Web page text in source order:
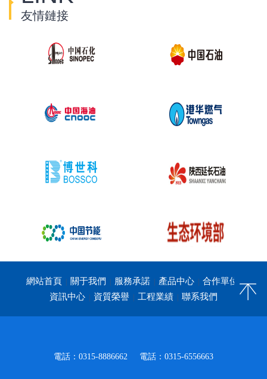
友情鏈接
網站首頁 關于我們 服務承諾 產品中心 合作單位 |
資訊中心 資質榮譽 工程業績 聯系我們
電話：0315-8886662 電話：0315-6556663